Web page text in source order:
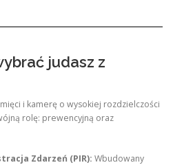
judasz z
i kamerę o wysokiej rozdzielczości
rolę: prewencyjną oraz
Zdarzeń (PIR): Wbudowany